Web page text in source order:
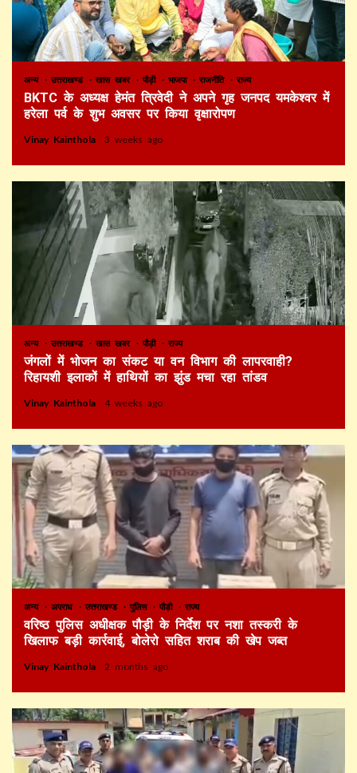
अन्य उत्तराखण्ड खास खबर पौड़ी भाजपा राजनीति राज्य
BKTC के अध्यक्ष हेमंत त्रिवेदी ने अपने गृह जनपद यमकेश्वर में
हरेला पर्व के शुभ अवसर पर किया वृक्षारोपण
Vinay Kainthola 3 weeks ago
अन्य उत्तराखण्ड खास खबर पौड़ी राज्य
जंगलों में भोजन का संकट या वन विभाग की लापरवाही?
रिहायशी इलाकों में हाथियों का झुंड मचा रहा तांडव
Vinay Kainthola 4 weeks ago
अन्य अपराध उत्तराखण्ड पुलिस पौड़ी राज्य
वरिष्ठ पुलिस अधीक्षक पौड़ी के निर्देश पर नशा तस्करी के
खिलाफ बड़ी कार्रवाई, बोलेरो सहित शराब की खेप जब्त
Vinay Kainthola 2 months ago